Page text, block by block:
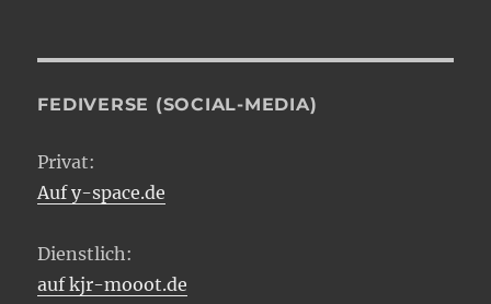
FEDIVERSE (SOCIAL-MEDIA)
Privat:
Auf y-space.de
Dienstlich:
auf kjr-mooot.de